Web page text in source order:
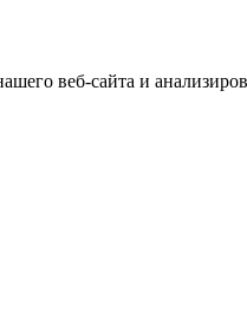
веб-сайта и